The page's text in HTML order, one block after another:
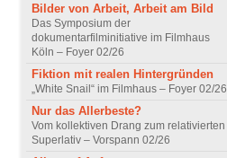
Bilder von Arbeit, Arbeit am Bild
Das Symposium der
dokumentarfilminitiative im Filmhaus
Köln – Foyer 02/26
Fiktion mit realen Hintergründen
„White Snail“ im Filmhaus – Foyer 02/26
Nur das Allerbeste?
Vom kollektiven Drang zum relativierten
Superlativ – Vorspann 02/26